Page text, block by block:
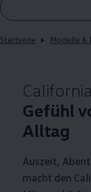
Startseite Modelle &
California
Gefühl
Alltag
Auszeit,
macht den